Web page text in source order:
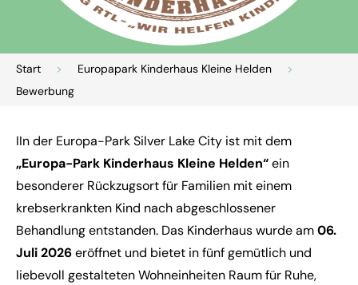
Start > Europapark Kinderhaus Kleine Helden
>
Bewerbung
IIn der Europa-Park Silver Lake City ist mit dem
„Europa-Park Kinderhaus Kleine Helden“ein
besonderer Rückzugsort für Familien mit einem
krebserkrankten Kind nach abgeschlossener
Behandlung entstanden. Das Kinderhaus wurde am06.
Juli 2026eröffnet und bietet in fünf gemütlich und
liebevoll gestalteten Wohneinheiten Raum für Ruhe,